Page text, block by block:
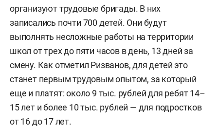
организуют трудовые бригады. В них
записались почти 700 детей. Они будут
выполнять несложные работы на территории
школ от трех до пяти часов в день, 13 дней за
смену. Как отметил Ризванов, для детей это
станет первым трудовым опытом, за который
еще и платят: около 9 тыс. рублей для ребят 14–
15 лет и более 10 тыс. рублей — для подростков
от 16 до 17 лет.